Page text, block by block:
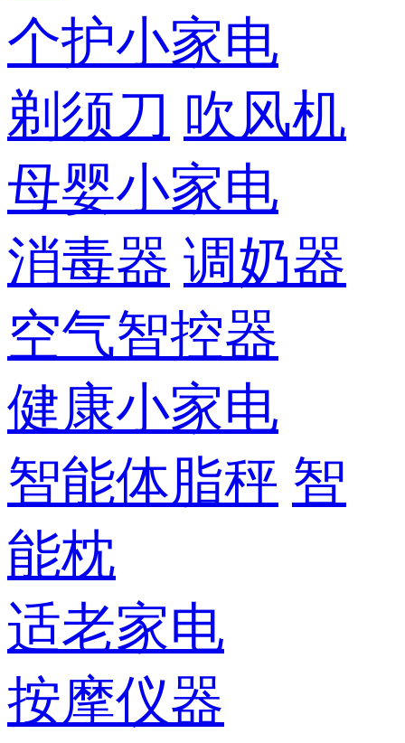
个护小家电
剃须刀 吹风机
母婴小家电
消毒器 调奶器
空气智控器
健康小家电
智能体脂秤 智
能枕
适老家电
按摩仪器